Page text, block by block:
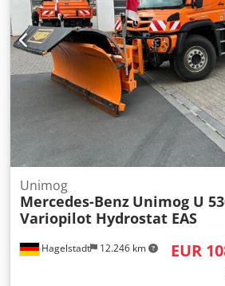
Hagelstadt 12.246 km
Unimog
Mercedes-Benz Unimog U
Variopilot Hydrostat EAS
EUR